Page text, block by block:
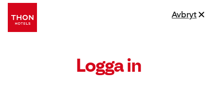
Logga in
Avbryt